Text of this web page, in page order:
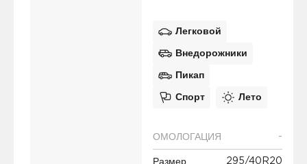
Легковой
Внедорожники
Пикап
Спорт Лето
ОМОЛОГАЦИЯ -
Размер 295/40R20